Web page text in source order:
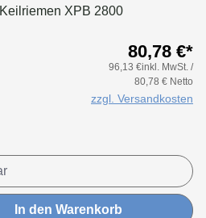
Keilriemen XPB 2800
80,78 €*
96,13 €inkl. MwSt. /
80,78 € Netto
zzgl. Versandkosten
In den Warenkorb